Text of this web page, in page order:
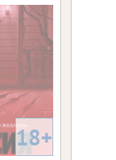
18+